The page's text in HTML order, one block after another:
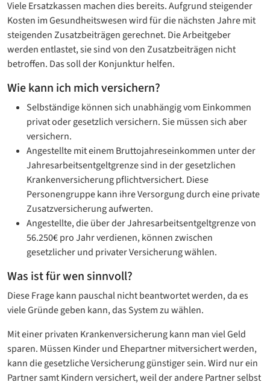
Viele Ersatzkassen machen dies bereits. Aufgrund steigender
Kosten im Gesundheitswesen wird für die nächsten Jahre mit
steigenden Zusatzbeiträgen gerechnet. Die Arbeitgeber
werden entlastet, sie sind von den Zusatzbeiträgen nicht
betroffen. Das soll der Konjunktur helfen.
Wie kann ich mich versichern?
Selbständige können sich unabhängig vom Einkommen
privat oder gesetzlich versichern. Sie müssen sich aber
versichern.
Angestellte mit einem Bruttojahreseinkommen unter der
Jahresarbeitsentgeltgrenze sind in der gesetzlichen
Krankenversicherung pflichtversichert. Diese
Personengruppe kann ihre Versorgung durch eine private
Zusatzversicherung aufwerten.
Angestellte, die über der Jahresarbeitsentgeltgrenze von
56.250€ pro Jahr verdienen, können zwischen
gesetzlicher und privater Versicherung wählen.
Was ist für wen sinnvoll?
Diese Frage kann pauschal nicht beantwortet werden, da es
viele Gründe geben kann, das System zu wählen.
Mit einer privaten Krankenversicherung kann man viel Geld
sparen. Müssen Kinder und Ehepartner mitversichert werden,
kann die gesetzliche Versicherung günstiger sein. Wird nur ein
Partner samt Kindern versichert, weil der andere Partner selbst